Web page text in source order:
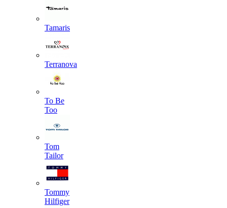
Tamaris
Terranova
To Be
Too
Tom
Tailor
Tommy
Hilfiger